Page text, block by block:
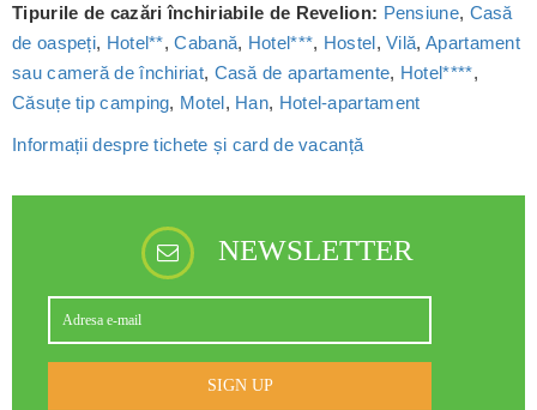
Tipurile de cazări închiriabile de Revelion: Pensiune, Casă
de oaspeți, Hotel**,Cabană, Hotel***, Hostel,Vilă, Apartament
sau cameră de închiriat, Casă de apartamente, Hotel****,
Căsuțe tip camping, Motel, Han, Hotel-apartament
Informații despre tichete și card de vacanță
NEWSLETTER
SIGN UP